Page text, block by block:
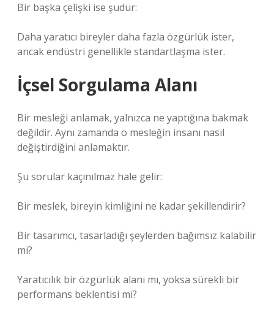
Bir başka çelişki ise şudur:
Daha yaratıcı bireyler daha fazla özgürlük ister,
ancak endüstri genellikle standartlaşma ister.
İçsel Sorgulama Alanı
Bir mesleği anlamak, yalnızca ne yaptığına bakmak
değildir. Aynı zamanda o mesleğin insanı nasıl
değiştirdiğini anlamaktır.
Şu sorular kaçınılmaz hale gelir:
Bir meslek, bireyin kimliğini ne kadar şekillendirir?
Bir tasarımcı, tasarladığı şeylerden bağımsız kalabilir
mi?
Yaratıcılık bir özgürlük alanı mı, yoksa sürekli bir
performans beklentisi mi?